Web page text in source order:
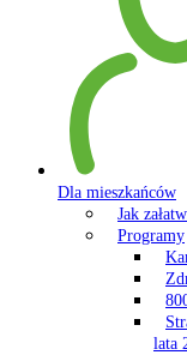
Dla mieszkańców
Jak
Programy
lata